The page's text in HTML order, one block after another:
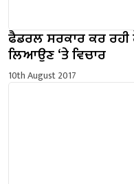
ਫੈਡਰਲ ਸਰਕਾਰ ਕਰ
ਲਿਆਉਣ ‘ਤੇ ਵਿਚਾਰ
10th August 2017